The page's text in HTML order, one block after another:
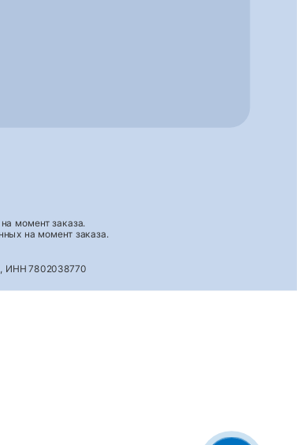
момент заказа.
на момент заказа.
ИНН 7802038770